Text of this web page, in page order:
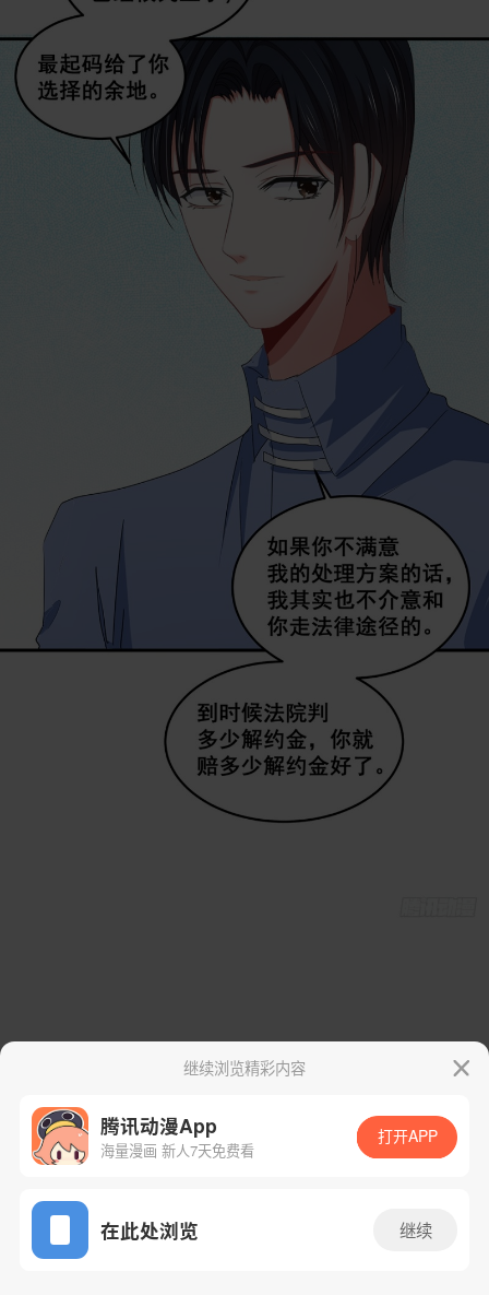
App免费看
继续浏览精彩内容
腾讯动漫App
海量漫画 新人7天免费看
打开APP
在此处浏览 继续